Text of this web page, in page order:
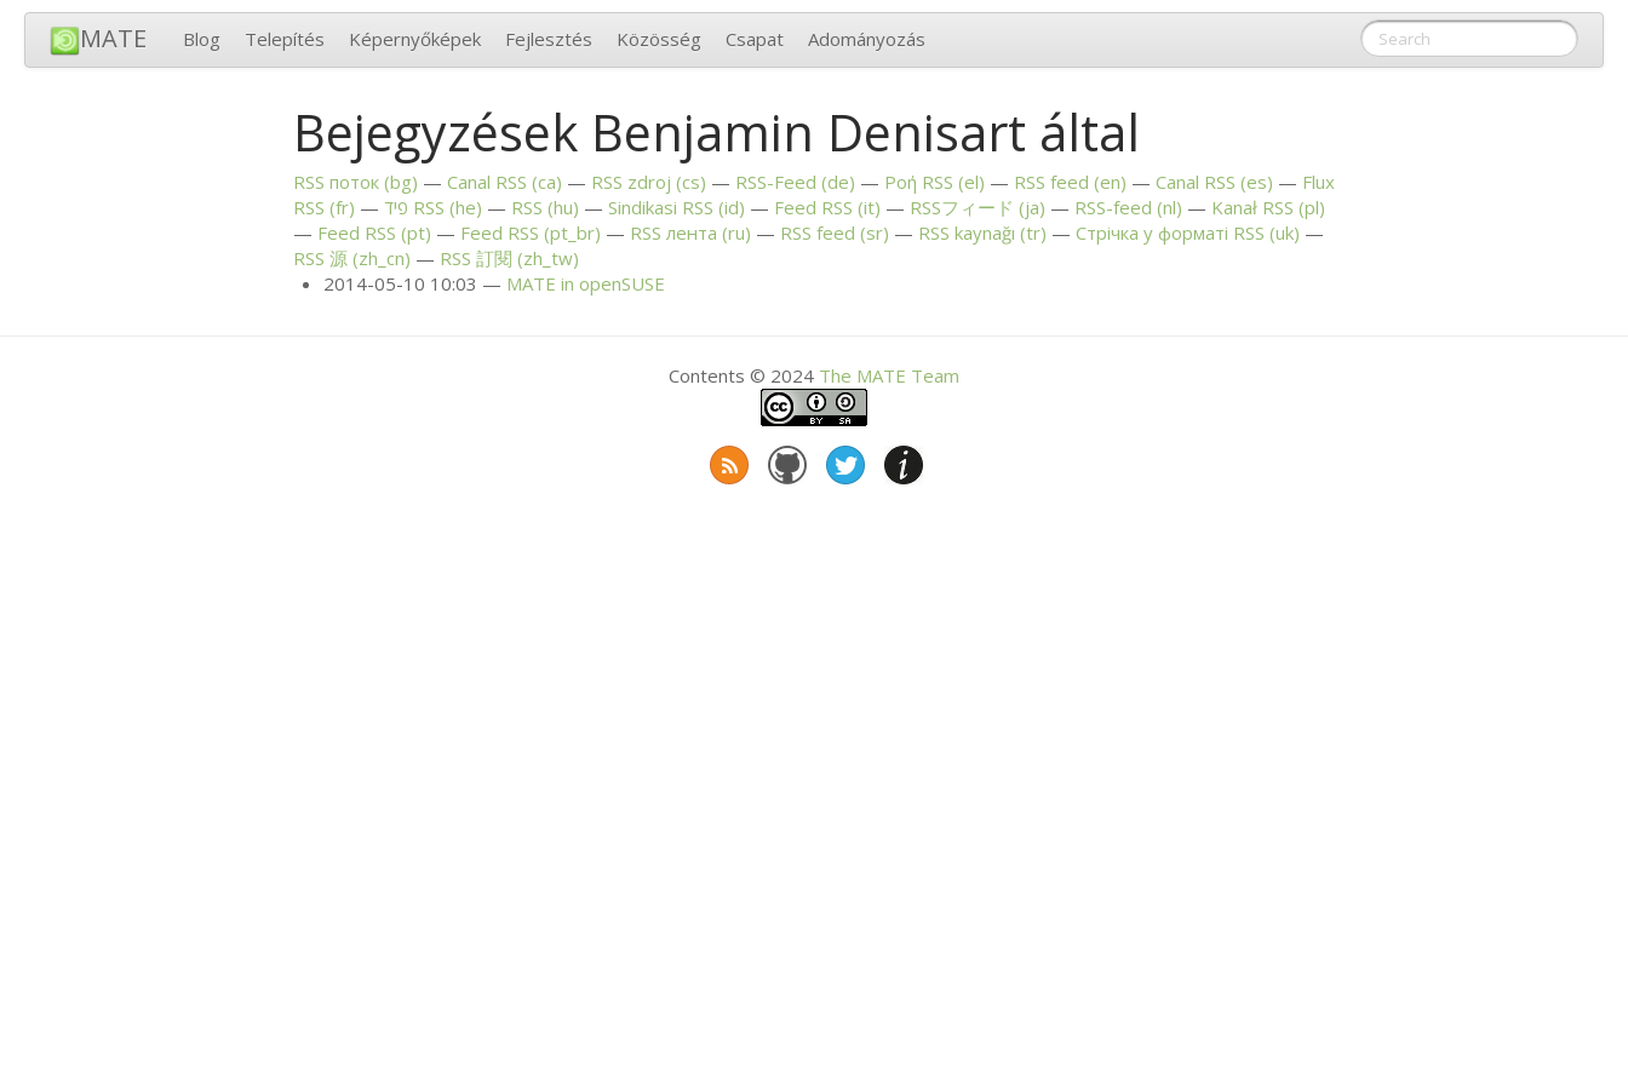
MATE Blog Telepítés Képernyőképek Fejlesztés Közösség Csapat Adományozás
Bejegyzések Benjamin Denisart által
RSS поток (bg) Canal RSS (ca) RSS zdroj (cs) RSS-Feed (de) Ροή RSS (el) RSS feed (en) Canal RSS (es)
Flux
RSS (fr) RSS (he) RSS (hu) Sindikasi RSS (id) Feed RSS (it) RSSフィード (ja) RSS-feed (nl) Kanał RSS (pl)
Feed RSS (pt) Feed RSS (pt_br) RSS лента (ru) RSS feed (sr) RSS kaynağı (tr) Стрічка у форматі RSS (uk)
RSS 源 (zh_cn) RSS 訂閱 (zh_tw)
2014-05-10 10:03
MATE in openSUSE
Contents © 2024 The MATE Team